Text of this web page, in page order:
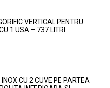
VERTICAL PENTRU
1 USA – 737 LITRI
CU 2 CUVE PE PARTEA